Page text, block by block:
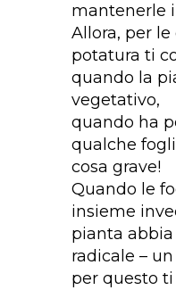
mantenerle
Allora, per
potatura ti
quando la
vegetativo,
quando ha
qualche
cosa grave!
Quando le
insieme
pianta
radicale –
per questo